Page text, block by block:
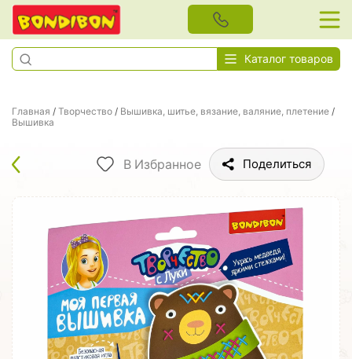
Каталог товаров
Главная / Творчество / Вышивка, шитье, вязание, валяние, плетение /
Вышивка
В Избранное Поделиться